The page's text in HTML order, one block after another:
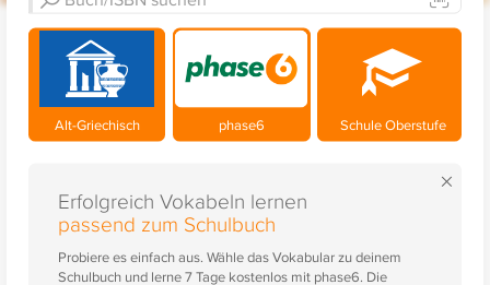
Alt-Griechisch phase6 Schule Oberstufe
×
Erfolgreich Vokabeln lernen
passend zum Schulbuch
Probiere es einfach aus. Wähle das Vokabular zu deinem
Schulbuch und lerne 7 Tage kostenlos mit phase6. Die